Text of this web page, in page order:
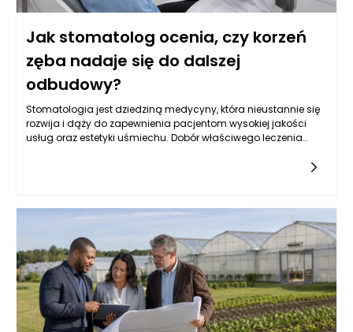
Jak stomatolog ocenia, czy korzeń
zęba nadaje się do dalszej
odbudowy?
Stomatologia jest dziedziną medycyny, która nieustannie się
rozwija i dąży do zapewnienia pacjentom wysokiej jakości
usług oraz estetyki uśmiechu. Dobór właściwego leczenia
korzeni zęba, może wymagać zaawansowanej diagnostyki
dysponuje narzędziami oraz wiedzą, aby dokładnie ocenić,
czy korzeń zęba nadaje się do dalszej odbudowy. Dzięki
nowoczesnym technologiom, takim jak zdjęcia rentgenowskie
czy tomografia komputerowa, można mieć pewność, że
podejmowane decyzje są zawsze oparte na rzetelnych
danych.